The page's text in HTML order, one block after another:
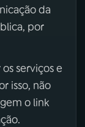
da
por
serviços e
isso, não
o link